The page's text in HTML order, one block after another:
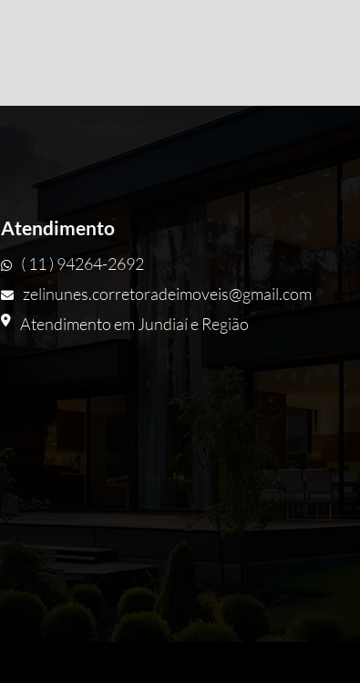
Atendimento
( 11 ) 94264-2692
zelinunes.corretoradeimoveis@gmail.com
Atendimento em Jundiaí e Região